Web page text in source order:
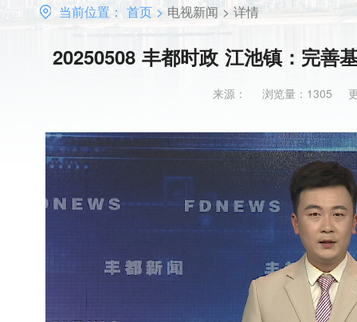
当前位置： 首页 > 电视新闻 > 详情
20250508 丰都时政 江池镇：完善
来源： 浏览量：1305